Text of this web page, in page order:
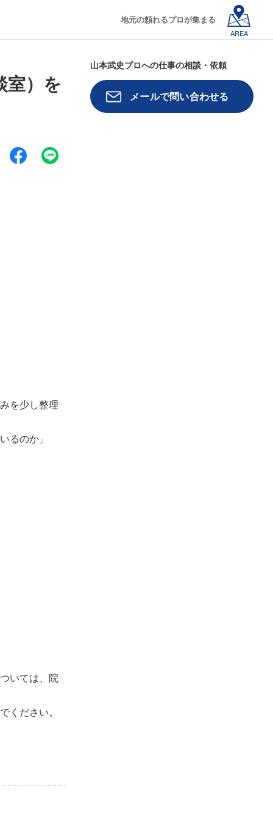
地元の頼れるプロが集まる
AREA
室）を
を少し整理
るのか」
いては、院
ください。
山本武史プロへの仕事の相談・依頼
メールで問い合わせる